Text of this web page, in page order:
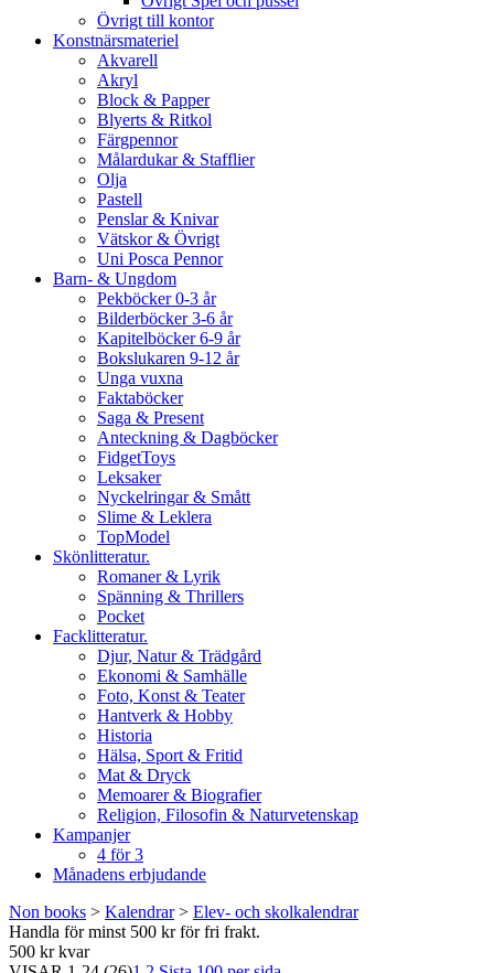
Övrigt till kontor
Konstnärsmateriel
Akvarell
Akryl
Block & Papper
Blyerts & Ritkol
Färgpennor
Målardukar & Stafflier
Olja
Pastell
Penslar & Knivar
Vätskor & Övrigt
Uni Posca Pennor
Barn- & Ungdom
Pekböcker 0-3 år
Bilderböcker 3-6 år
Kapitelböcker 6-9 år
Bokslukaren 9-12 år
Unga vuxna
Faktaböcker
Saga & Present
Anteckning & Dagböcker
FidgetToys
Leksaker
Nyckelringar & Smått
Slime & Leklera
TopModel
Skönlitteratur.
Romaner & Lyrik
Spänning & Thrillers
Pocket
Facklitteratur.
Djur, Natur & Trädgård
Ekonomi & Samhälle
Foto, Konst & Teater
Hantverk & Hobby
Historia
Hälsa, Sport & Fritid
Mat & Dryck
Memoarer & Biografier
Religion, Filosofin & Naturvetenskap
Kampanjer
4 för 3
Månadens erbjudande
Non books > Kalendrar> Elev- och skolkalendrar
Handla för minst 500 kr för fri frakt.
500 kr kvar